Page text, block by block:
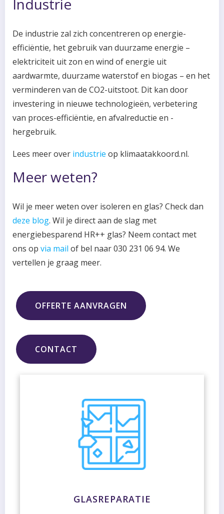
Industrie
De industrie zal zich concentreren op energie-
efficiëntie, het gebruik van duurzame energie –
elektriciteit uit zon en wind of energie uit
aardwarmte, duurzame waterstof en biogas – en het
verminderen van de CO2-uitstoot. Dit kan door
investering in nieuwe technologieën, verbetering
van proces-efficiëntie, en afvalreductie en -
hergebruik.
Lees meer over industrie op klimaatakkoord.nl.
Meer weten?
Wil je meer weten over isoleren en glas? Check dan
deze blog. Wil je direct aan de slag met
energiebesparend HR++ glas? Neem contact met
ons op via mail of bel naar 030 231 06 94. We
vertellen je graag meer.
OFFERTE AANVRAGEN
CONTACT
GLASREPARATIE